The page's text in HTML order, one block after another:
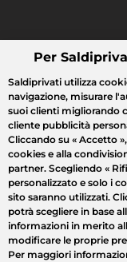
Cosa cerchi?
Tutte le vendite
Per
Saldiprivati utilizza
navigazione, misurare
suoi clienti migliorando
cliente pubblicità
Cliccando su « Accetto »
cookies e alla
partner. Scegliendo «
personalizzato e solo i
sito saranno utilizzati.
potrà scegliere in base
informazioni in merito
modificare le proprie
Per maggiori